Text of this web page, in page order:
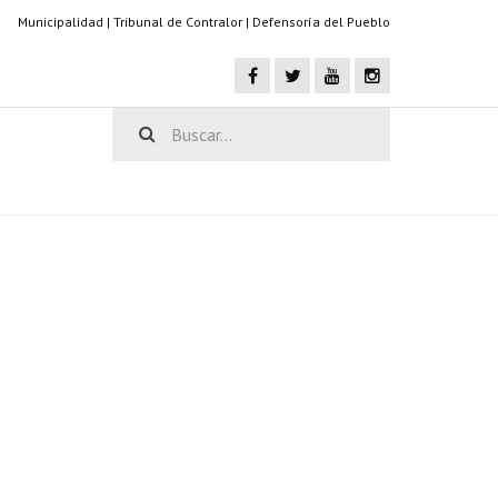
Municipalidad | Tribunal de Contralor | Defensoría del Pueblo